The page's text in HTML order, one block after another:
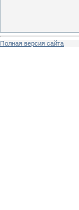
Полная версия сайта